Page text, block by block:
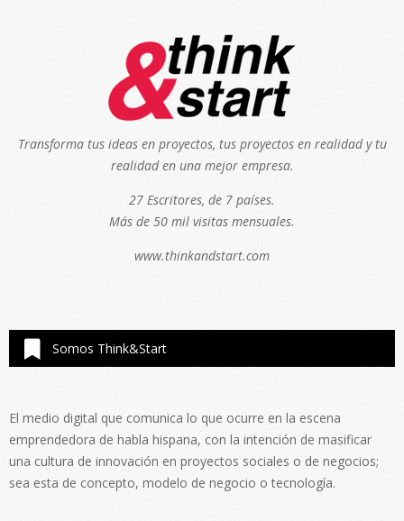
Transforma tus ideas en proyectos, tus proyectos en realidad y tu
realidad en una mejor empresa.
27 Escritores, de 7 países.
Más de 50 mil visitas mensuales.
www.thinkandstart.com
Somos Think&Start
El medio digital que comunica lo que ocurre en la escena
emprendedora de habla hispana, con la intención de masificar
una cultura de innovación en proyectos sociales o de negocios;
sea esta de concepto, modelo de negocio o tecnología.